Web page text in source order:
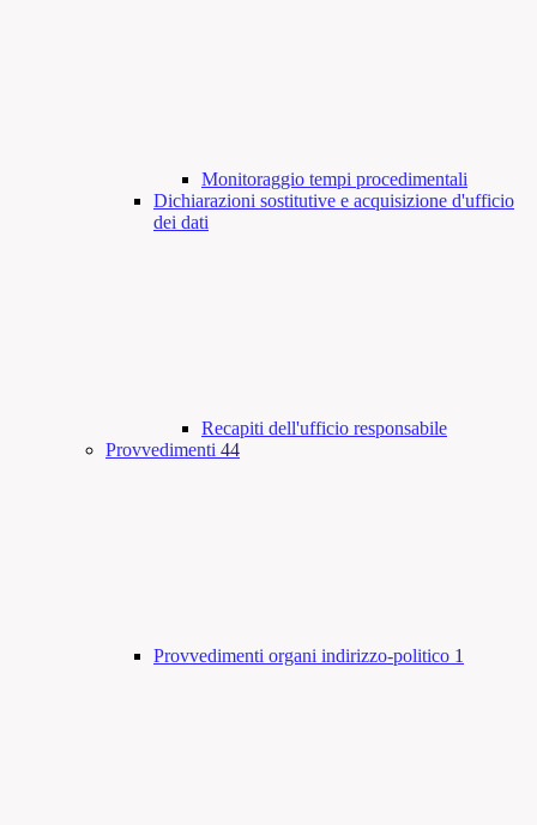
Monitoraggio tempi procedimentali
Dichiarazioni sostitutive e acquisizione d'ufficio
dei dati
Recapiti dell'ufficio responsabile
Provvedimenti 44
Provvedimenti organi indirizzo-politico 1